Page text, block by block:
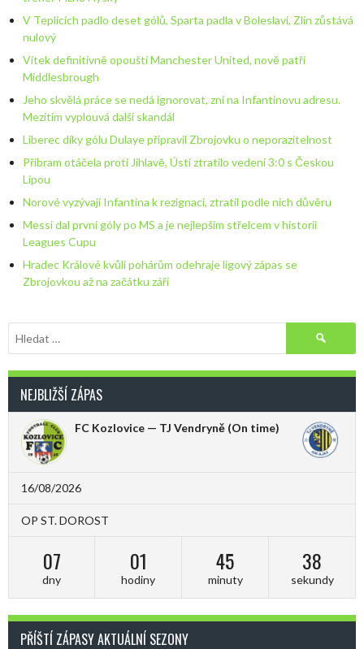
V Teplicích padlo deset gólů, Sparta padla v Boleslavi, Zlín zůstává
nulový
Vítek definitivně opouští Manchester United, nově patří
Middlesbrough
Jeho skvělá práce se nedá ignorovat, zní na Infantinovu adresu.
Mezitím vyplouvá další skandál
Liberec díky gólu Dulaye připravil Zbrojovku o neporazitelnost
Příbram otáčela proti Jihlavě, Ústí ztratilo vedení 3:0 s Českou
Lípou
Norové vyzývají Infantina k rezignaci, ztratil podle nich důvěru
Messi dal první góly po MS a je nejlepším střelcem v historii
Leagues Cupu
Hradec Králové kvůli pohárům odehraje ligový zápas se
Zbrojovkou až na začátku září
Vyhledávání
NEJBLIŽŠÍ ZÁPAS
FC Kozlovice — TJ Vendryně (On time)
16/08/2026
OP ST. DOROST
07
dny
01
hodiny
45
minuty
38
sekundy
PŘÍŠTÍ ZÁPASY AKTUÁLNÍ SEZONY